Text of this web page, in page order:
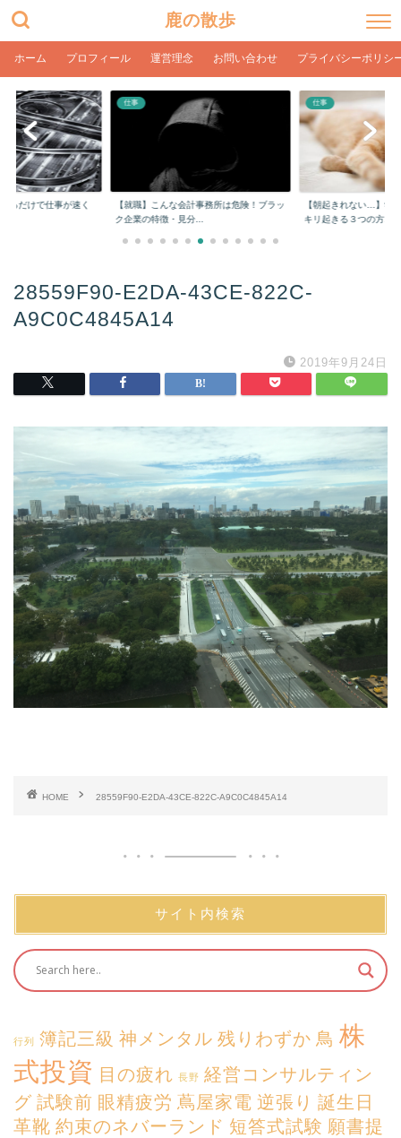
鹿の散歩
ホーム プロフィール 運営理念 お問い合わせ プライバシーポリシ
るだけで仕事が速く
仕事
【就職】こんな会計事務所は危険！ブラッ
ク企業の特徴・見分...
仕事
【朝起きれない…】学
キリ起きる３つの方...
28559F90-E2DA-43CE-822C-
A9C0C4845A14
2019年9月24日
HOME 28559F90-E2DA-43CE-822C-A9C0C4845A14
サイト内検索
行列 簿記三級 神メンタル 残りわずか 鳥 株
式投資 目の疲れ 長野 経営コンサルティン
グ 試験前 眼精疲労 蔦屋家電 逆張り 誕生日
革靴 約束のネバーランド 短答式試験 願書提